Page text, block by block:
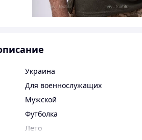
Украина
Для военнослужащих
Мужской
Футболка
Лето